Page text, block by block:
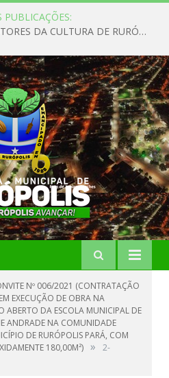
PUBLICAÇÕES:
ESCUTA PÚBLICA COM AUTORES DA CULTURA DE RURÓPOLIS
Nº 006/2021 (CONTRATAÇÃO
EXECUÇÃO DE OBRA NA
ABERTO DA ESCOLA MUNICIPAL DE
ANDRADE NA COMUNIDADE
DE RURÓPOLIS PARÁ, COM
180,00M²) »
2-